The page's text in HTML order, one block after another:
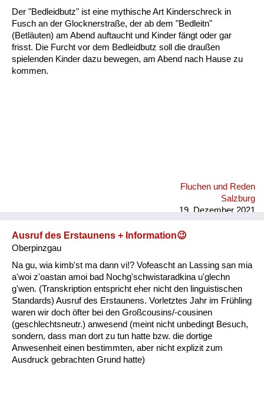
Natur und Landwirtschaft
Fluchen und Reden
Der "Bedleidbutz" ist eine mythische Art Kinderschreck in
Fusch an der Glocknerstraße, der ab dem "Bedleitn"
(Betläuten) am Abend auftaucht und Kinder fängt oder gar
frisst. Die Furcht vor dem Bedleidbutz soll die draußen
spielenden Kinder dazu bewegen, am Abend nach Hause zu
kommen.
Fluchen und Reden
Salzburg
19. Dezember 2021
Ausruf des Erstaunens + Information😉
Oberpinzgau
Na gu, wia kimb'st ma dann vi!? Vofeascht an Lassing san mia
a'woi z'oastan amoi bad Nochg'schwistaradkina u'glechn
g'wen. (Transkription entspricht eher nicht den linguistischen
Standards) Ausruf des Erstaunens. Vorletztes Jahr im Frühling
waren wir doch öfter bei den Großcousins/-cousinen
(geschlechtsneutr.) anwesend (meint nicht unbedingt Besuch,
sondern, dass man dort zu tun hatte bzw. die dortige
Anwesenheit einen bestimmten, aber nicht explizit zum
Ausdruck gebrachten Grund hatte)